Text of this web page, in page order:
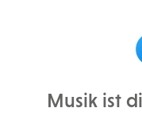
Musik ist